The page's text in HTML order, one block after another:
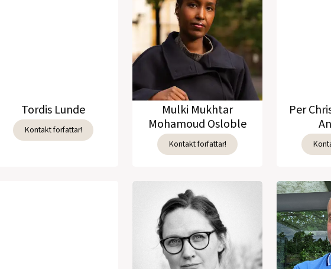
Tordis Lunde
Kontakt forfattar!
Mulki Mukhtar
Mohamoud Osloble
Kontakt forfattar!
Per